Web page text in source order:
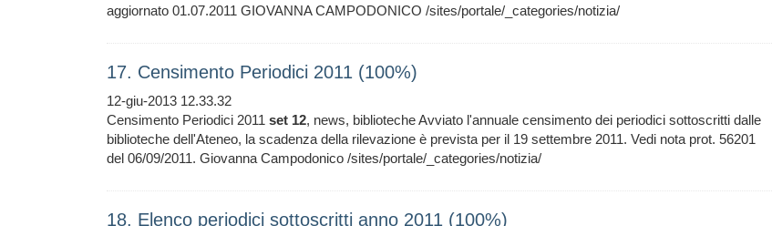
aggiornato 01.07.2011 GIOVANNA CAMPODONICO /sites/portale/_categories/notizia/
17. Censimento Periodici 2011 (100%)
12-giu-2013 12.33.32
Censimento Periodici 2011 set 12, news, biblioteche Avviato l'annuale censimento dei periodici sottoscritti dalle
biblioteche dell'Ateneo, la scadenza della rilevazione è prevista per il 19 settembre 2011. Vedi nota prot. 56201
del 06/09/2011. Giovanna Campodonico /sites/portale/_categories/notizia/
18. Elenco periodici sottoscritti anno 2011 (100%)